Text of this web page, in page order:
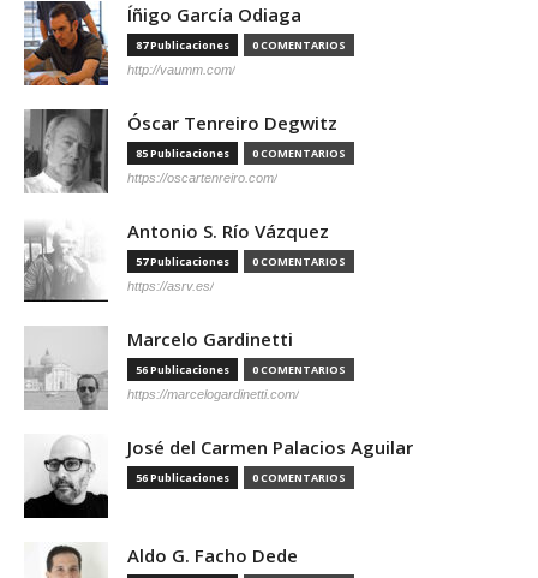
Íñigo García Odiaga
87 Publicaciones 0 COMENTARIOS
http://vaumm.com/
Óscar Tenreiro Degwitz
85 Publicaciones 0 COMENTARIOS
https://oscartenreiro.com/
Antonio S. Río Vázquez
57 Publicaciones 0 COMENTARIOS
https://asrv.es/
Marcelo Gardinetti
56 Publicaciones 0 COMENTARIOS
https://marcelogardinetti.com/
José del Carmen Palacios Aguilar
56 Publicaciones 0 COMENTARIOS
Aldo G. Facho Dede